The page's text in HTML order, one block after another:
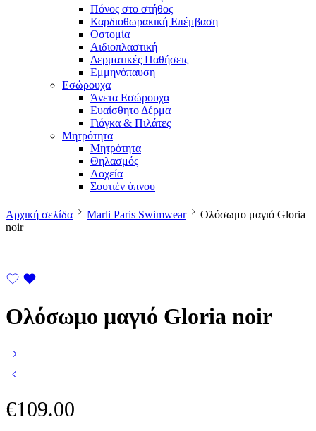
Πόνος στο στήθος
Καρδιοθωρακική Επέμβαση
Οστομία
Αιδιοπλαστική
Δερματικές Παθήσεις
Εμμηνόπαυση
Εσώρουχα
Άνετα Εσώρουχα
Ευαίσθητο Δέρμα
Γιόγκα & Πιλάτες
Μητρότητα
Μητρότητα
Θηλασμός
Λοχεία
Σουτιέν ύπνου
Αρχική σελίδα Marli Paris Swimwear
Ολόσωμο μαγιό Gloria
noir
Ολόσωμο μαγιό Gloria noir
€109.00